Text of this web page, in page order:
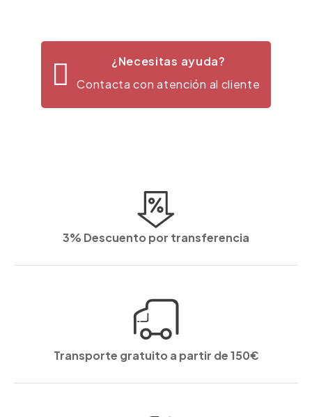
¿Necesitas ayuda?
Contacta con atención al cliente
3% Descuento por transferencia
Transporte gratuito a partir de 150€